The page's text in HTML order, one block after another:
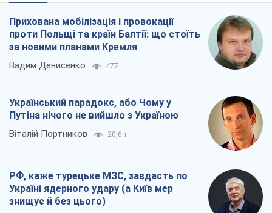
Прихована мобілізація і провокації
проти Польщі та країн Балтії: що стоїть
за новими планами Кремля
Вадим Денисенко 477
Український парадокс, або Чому у
Путіна нічого не вийшло з Україною
Віталій Портников 20,6 т.
РФ, каже турецьке МЗС, завдасть по
Україні ядерного удару (а Київ мер
знищує й без цього)